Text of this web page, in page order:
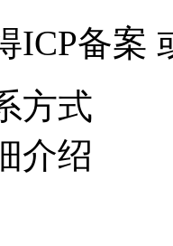
ICP备案
方式
介绍